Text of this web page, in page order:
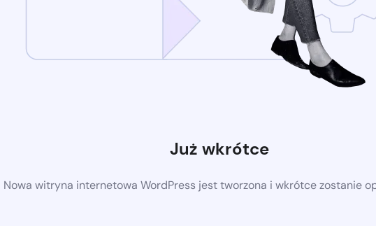
Już wkrótce
Nowa witryna internetowa WordPress jest tworzona i wkrótce zostanie